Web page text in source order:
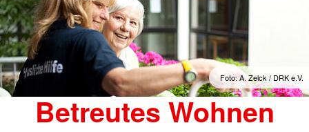
Foto: A. Zelck / DRK e.V.
Betreutes Wohnen